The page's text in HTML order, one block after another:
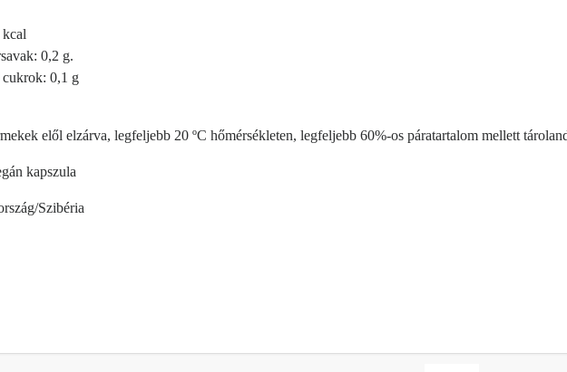
0,2 g.
cukrok: 0,1 g
elől elzárva, legfeljebb 20 ºC hőmérsékleten, legfeljebb 60%-os páratartalom mellett
kapszula
Szibéria